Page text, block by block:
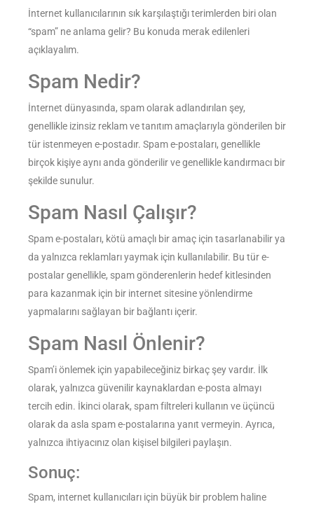
İnternet kullanıcılarının sık karşılaştığı terimlerden biri olan
“spam” ne anlama gelir? Bu konuda merak edilenleri
açıklayalım.
Spam Nedir?
İnternet dünyasında, spam olarak adlandırılan şey,
genellikle izinsiz reklam ve tanıtım amaçlarıyla gönderilen bir
tür istenmeyen e-postadır. Spam e-postaları, genellikle
birçok kişiye aynı anda gönderilir ve genellikle kandırmacı bir
şekilde sunulur.
Spam Nasıl Çalışır?
Spam e-postaları, kötü amaçlı bir amaç için tasarlanabilir ya
da yalnızca reklamları yaymak için kullanılabilir. Bu tür e-
postalar genellikle, spam gönderenlerin hedef kitlesinden
para kazanmak için bir internet sitesine yönlendirme
yapmalarını sağlayan bir bağlantı içerir.
Spam Nasıl Önlenir?
Spam’i önlemek için yapabileceğiniz birkaç şey vardır. İlk
olarak, yalnızca güvenilir kaynaklardan e-posta almayı
tercih edin. İkinci olarak, spam filtreleri kullanın ve üçüncü
olarak da asla spam e-postalarına yanıt vermeyin. Ayrıca,
yalnızca ihtiyacınız olan kişisel bilgileri paylaşın.
Sonuç:
Spam, internet kullanıcıları için büyük bir problem haline